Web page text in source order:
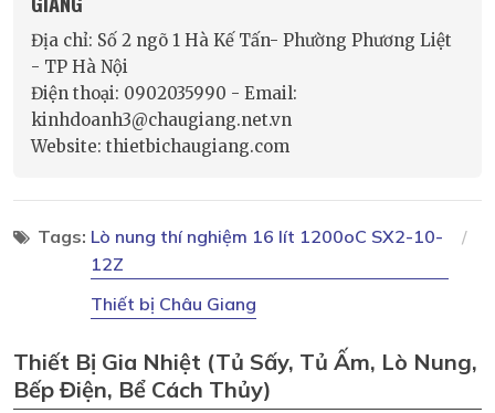
Địa chỉ: Số 2 ngõ 1 Hà Kế Tấn- Phường Phương Liệt
- TP Hà Nội
Điện thoại: 0902035990 - Email:
kinhdoanh3@chaugiang.net.vn
Website: thietbichaugiang.com
Tags: Lò nung thí nghiệm 16 lít 1200oC SX2-10-
12Z
Thiết bị Châu Giang
Thiết Bị Gia Nhiệt (tủ Sấy, Tủ Ấm, Lò Nung,
Bếp Điện, Bể Cách Thủy)